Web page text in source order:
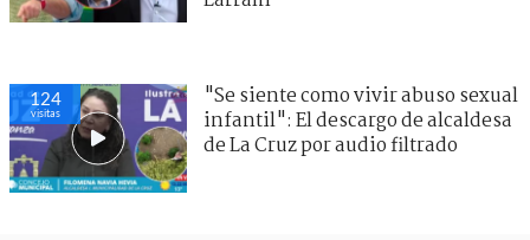
124
visitas
"Se siente como vivir abuso sexual
infantil": El descargo de alcaldesa
de La Cruz por audio filtrado